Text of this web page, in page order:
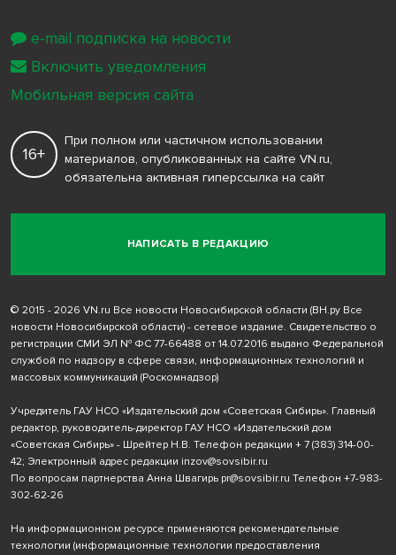
НАПИСАТЬ В РЕДАКЦИЮ
16+
При полном или частичном использовании
материалов, опубликованных на сайте VN.ru,
обязательна активная гиперссылка на сайт
© 2015 - 2026 VN.ru Все новости Новосибирской области (ВН.ру Все
новости Новосибирской области) - сетевое издание. Свидетельство о
регистрации СМИ ЭЛ № ФС 77-66488 от 14.07.2016 выдано Федеральной
службой по надзору в сфере связи, информационных технологий и
массовых коммуникаций (Роскомнадзор)
Учредитель ГАУ НСО «Издательский дом «Советская Сибирь». Главный
редактор, руководитель-директор ГАУ НСО «Издательский дом
«Советская Сибирь» - Шрейтер Н.В. Телефон редакции + 7 (383) 314-00-
42; Электронный адрес редакции inzov@sovsibir.ru
По вопросам партнерства Анна Швагирь pr@sovsibir.ru Телефон +7-983-
302-62-26
На информационном ресурсе применяются рекомендательные
технологии (информационные технологии предоставления
e-mail подписка на новости
Включить уведомления
Мобильная версия сайта